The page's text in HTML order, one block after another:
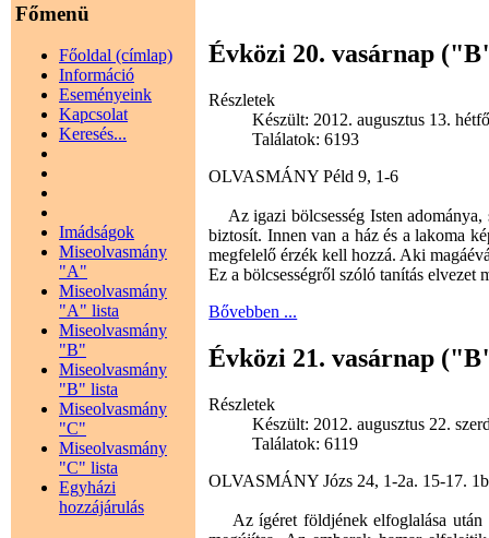
Főmenü
Főoldal (címlap)
Információ
Eseményeink
Kapcsolat
Keresés...
Imádságok
Miseolvasmány
"A"
Miseolvasmány
"A" lista
Miseolvasmány
"B"
Miseolvasmány
"B" lista
Miseolvasmány
"C"
Miseolvasmány
"C" lista
Egyházi
hozzájárulás
Évközi 20. vasárnap
Részletek
Készült: 2012. augusztus 13.
Találatok: 6193
OLVASMÁNY Péld 9, 1-6
Az igazi bölcsesség Isten adománya,
biztosít. Innen van a ház és a lakoma
megfelelő érzék kell hozzá. Aki
Ez a bölcsességről szóló tanítás elvezet
Bővebben ...
Évközi 21. vasárnap
Részletek
Készült: 2012. augusztus 22.
Találatok: 6119
OLVASMÁNY Józs 24, 1-2a. 15-17. 1b
Az ígéret földjének elfoglalása után